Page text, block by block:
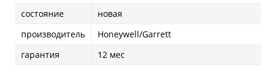
состояние
новая
производитель
Honeywell/Garrett
гарантия
12 мес